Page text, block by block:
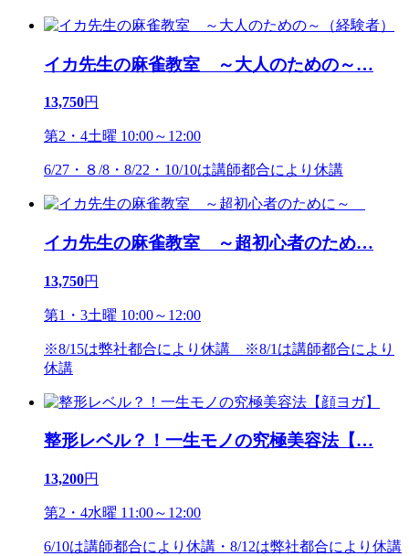
イカ先生の麻雀教室 ～大人のための～…
13,750円
第2・4土曜 10:00～12:00
6/27・８/8・8/22・10/10は講師都合により休講
イカ先生の麻雀教室 ～超初心者のため…
13,750円
第1・3土曜 10:00～12:00
※8/15は弊社都合により休講 ※8/1は講師都合により
休講
整形レベル？！一生モノの究極美容法【…
13,200円
第2・4水曜 11:00～12:00
6/10は講師都合により休講・8/12は弊社都合により休講